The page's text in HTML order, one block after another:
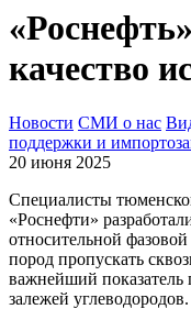
качество
Новости СМИ о нас
поддержки и
20 июня 2025
Специалисты
«Роснефти»
относительной
пород пропускать
важнейший показатель
залежей углеводородов.